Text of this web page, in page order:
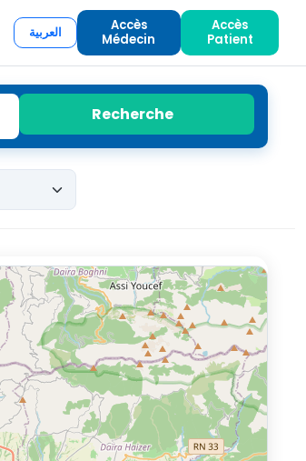
العربية
Accès
Médecin
Accès
Patient
Recherche